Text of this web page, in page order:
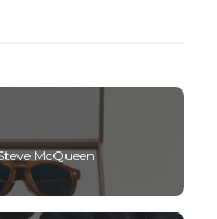
McQueen